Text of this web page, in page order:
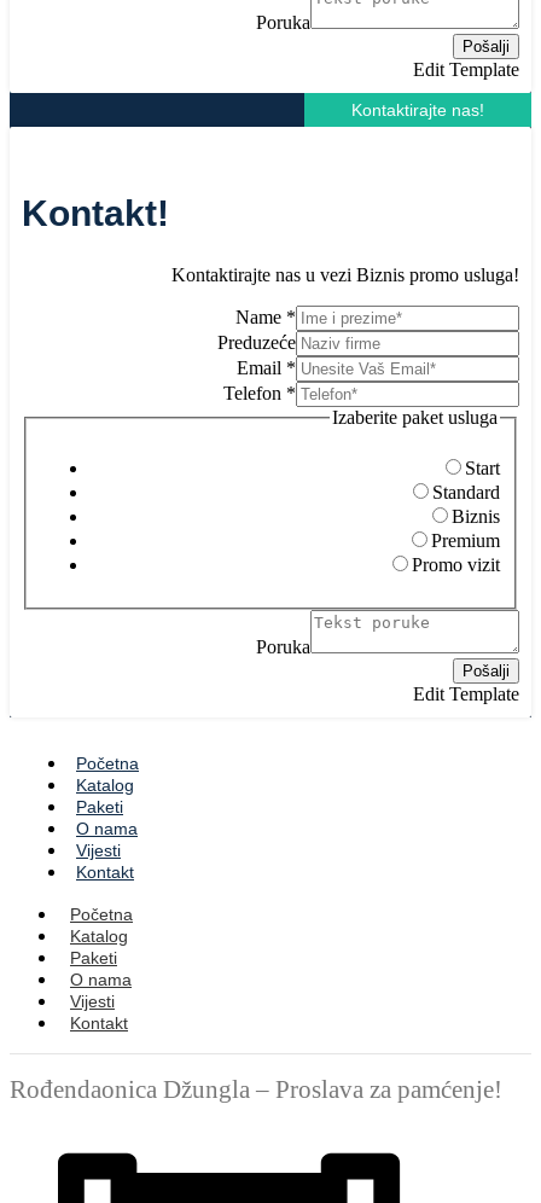
Poruka
Pošalji
Edit Template
Kontaktirajte nas!
Kontakt!
Kontaktirajte nas u vezi Biznis promo usluga!
Name *
Preduzeće
Email *
Telefon *
Izaberite paket usluga
Start
Standard
Biznis
Premium
Promo vizit
Poruka
Pošalji
Edit Template
Početna
Katalog
Paketi
O nama
Vijesti
Kontakt
Početna
Katalog
Paketi
O nama
Vijesti
Kontakt
Rođendaonica Džungla – Proslava za pamćenje!